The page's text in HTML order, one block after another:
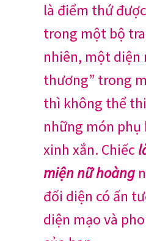
là điểm thứ
trong một bộ
nhiên, một diện
thương” trong
thì không thể
những món phụ
xinh xắn. Chiếc
miện nữ hoàng
đối diện có ấn
diện mạo và